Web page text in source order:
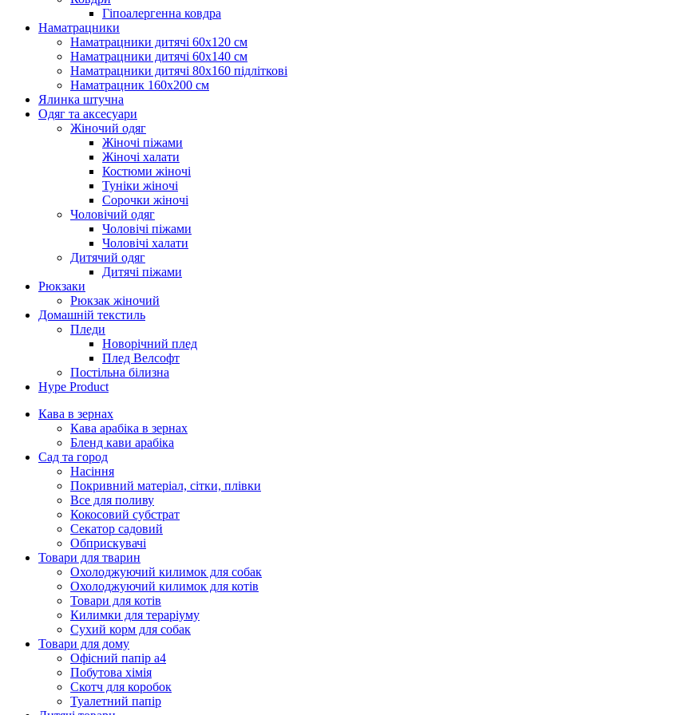
Гіпоалергенна ковдра
Наматрацники
Наматрацники дитячі 60х120 см
Наматрацники дитячі 60х140 см
Наматрацники дитячі 80х160 підліткові
Наматрацник 160х200 см
Ялинка штучна
Одяг та аксесуари
Жіночий одяг
Жіночі піжами
Жіночі халати
Костюми жіночі
Туніки жіночі
Сорочки жіночі
Чоловічий одяг
Чоловічі піжами
Чоловічі халати
Дитячий одяг
Дитячі піжами
Рюкзаки
Рюкзак жіночий
Домашній текстиль
Пледи
Новорічний плед
Плед Велсофт
Постільна білизна
Hype Product
Кава в зернах
Кава арабіка в зернах
Бленд кави арабіка
Сад та город
Насіння
Покривний матеріал, сітки, плівки
Все для поливу
Кокосовий субстрат
Секатор садовий
Обприскувачі
Товари для тварин
Охолоджуючий килимок для собак
Охолоджуючий килимок для котів
Товари для котів
Килимки для тераріуму
Сухий корм для собак
Товари для дому
Офісний папір а4
Побутова хімія
Скотч для коробок
Туалетний папір